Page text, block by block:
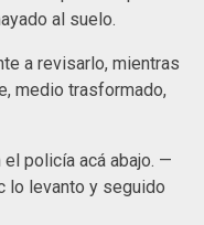
al suelo.
a revisarlo, mientras
medio trasformado,
policía acá abajo. —
lo levanto y seguido